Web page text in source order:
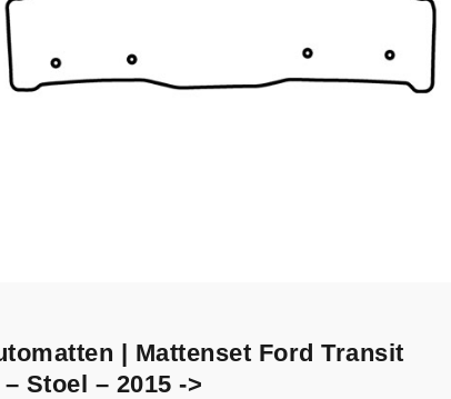
| Mattenset Ford Transit
Stoel – 2015 ->